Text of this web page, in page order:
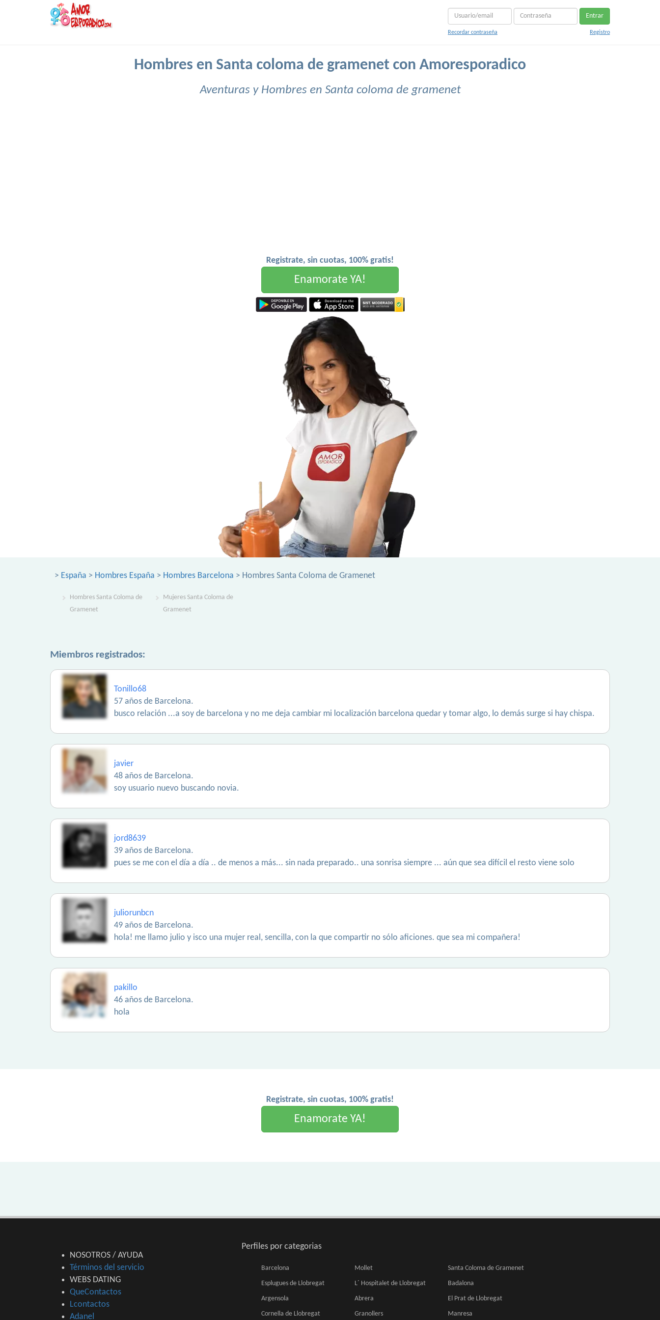
Entrar
Recordar contraseña Registro
Hombres en Santa coloma de gramenet con Amoresporadico
Aventuras y Hombres en Santa coloma de gramenet
Registrate, sin cuotas, 100% gratis!
Enamorate YA!
> España > Hombres España > Hombres Barcelona > Hombres Santa Coloma de Gramenet
Hombres Santa Coloma de
Gramenet
Mujeres Santa Coloma de
Gramenet
Miembros registrados:
Tonillo68
57 años de Barcelona.
busco relación ...a soy de barcelona y no me deja cambiar mi localización barcelona quedar y tomar algo, lo demás surge si hay chispa.
javier
48 años de Barcelona.
soy usuario nuevo buscando novia.
jord8639
39 años de Barcelona.
pues se me con el día a día .. de menos a más... sin nada preparado.. una sonrisa siempre ... aún que sea difícil el resto viene solo
juliorunbcn
49 años de Barcelona.
hola! me llamo julio y isco una mujer real, sencilla, con la que compartir no sólo aficiones. que sea mi compañera!
pakillo
46 años de Barcelona.
hola
Registrate, sin cuotas, 100% gratis!
Enamorate YA!
NOSOTROS / AYUDA
Términos del servicio
WEBS DATING
QueContactos
Lcontactos
Adanel
Perfiles por categorias
Barcelona Mollet Santa Coloma de Gramenet
Esplugues de Llobregat L´ Hospitalet de Llobregat Badalona
Argensola Abrera El Prat de Llobregat
Cornella de Llobregat Granollers Manresa